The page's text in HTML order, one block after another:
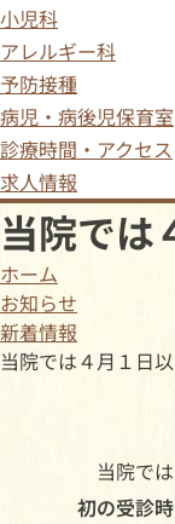
小児科
アレルギー科
予防接種
病児・病後児保育室
診療時間・アクセス
求人情報
当院では
ホーム
お知らせ
新着情報
当院では４月１日
当院では
初の受診